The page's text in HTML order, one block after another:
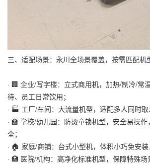
三、适配场景：永川全场景覆盖，按需匹配机
· 🏢 企业/写字楼：立式商用机，加热/制冷/常
待、员工日常饮用；
· 🏭 工厂/车间：大流量机型，适配多人同时取
· 🏫 学校/幼儿园：防烫童锁机型，安全易操
全；
· 🏠 家庭/商铺：台式小型机，体积小巧免安装
· 🏥 医院/机构：高净化标准机型，保障特殊场